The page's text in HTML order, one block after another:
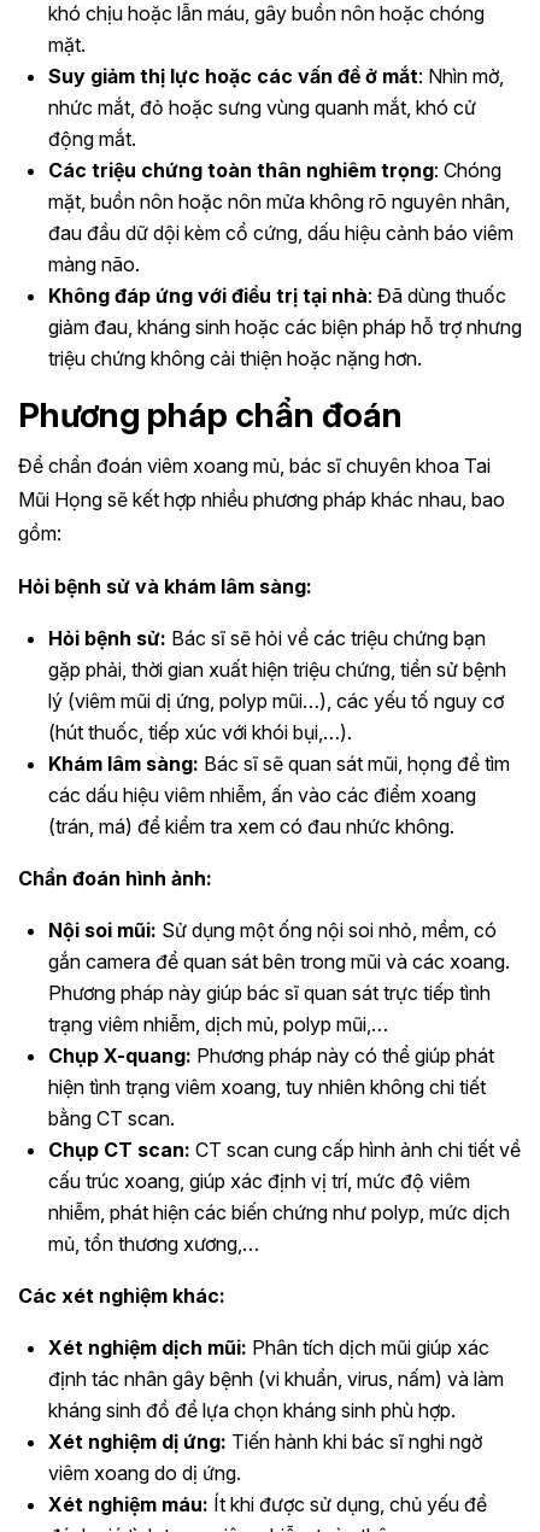
khó chịu hoặc lẫn máu, gây buồn nôn hoặc chóng
mặt.
Suy giảm thị lực hoặc các vấn đề ở mắt: Nhìn mờ,
nhức mắt, đỏ hoặc sưng vùng quanh mắt, khó cử
động mắt.
Các triệu chứng toàn thân nghiêm trọng: Chóng
mặt, buồn nôn hoặc nôn mửa không rõ nguyên nhân,
đau đầu dữ dội kèm cổ cứng, dấu hiệu cảnh báo viêm
màng não.
Không đáp ứng với điều trị tại nhà: Đã dùng thuốc
giảm đau, kháng sinh hoặc các biện pháp hỗ trợ nhưng
triệu chứng không cải thiện hoặc nặng hơn.
Phương pháp chẩn đoán
Để chẩn đoán viêm xoang mủ, bác sĩ chuyên khoa Tai
Mũi Họng sẽ kết hợp nhiều phương pháp khác nhau, bao
gồm:
Hỏi bệnh sử và khám lâm sàng:
Hỏi bệnh sử: Bác sĩ sẽ hỏi về các triệu chứng bạn
gặp phải, thời gian xuất hiện triệu chứng, tiền sử bệnh
lý (viêm mũi dị ứng, polyp mũi…), các yếu tố nguy cơ
(hút thuốc, tiếp xúc với khói bụi,…).
Khám lâm sàng: Bác sĩ sẽ quan sát mũi, họng để tìm
các dấu hiệu viêm nhiễm, ấn vào các điểm xoang
(trán, má) để kiểm tra xem có đau nhức không.
Chẩn đoán hình ảnh:
Nội soi mũi: Sử dụng một ống nội soi nhỏ, mềm, có
gắn camera để quan sát bên trong mũi và các xoang.
Phương pháp này giúp bác sĩ quan sát trực tiếp tình
trạng viêm nhiễm, dịch mủ, polyp mũi,…
Chụp X-quang: Phương pháp này có thể giúp phát
hiện tình trạng viêm xoang, tuy nhiên không chi tiết
bằng CT scan.
Chụp CT scan: CT scan cung cấp hình ảnh chi tiết về
cấu trúc xoang, giúp xác định vị trí, mức độ viêm
nhiễm, phát hiện các biến chứng như polyp, mức dịch
mủ, tổn thương xương,…
Các xét nghiệm khác:
Xét nghiệm dịch mũi: Phân tích dịch mũi giúp xác
định tác nhân gây bệnh (vi khuẩn, virus, nấm) và làm
kháng sinh đồ để lựa chọn kháng sinh phù hợp.
Xét nghiệm dị ứng: Tiến hành khi bác sĩ nghi ngờ
viêm xoang do dị ứng.
Xét nghiệm máu: Ít khi được sử dụng, chủ yếu để